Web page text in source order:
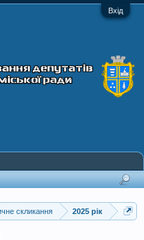
Вхід
скликання 2025 рік